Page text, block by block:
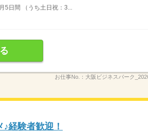
日間 （うち土日祝：3...
お仕事No.： 大阪ビジネスパーク
経験者歓迎！